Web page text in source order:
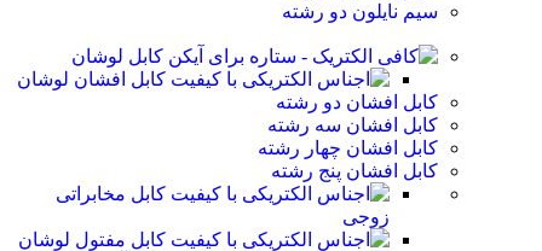
سیم نایلون دو رشته
کابل لوشان
کابل افشان لوشان
کابل افشان دو رشته
کابل افشان سه رشته
کابل افشان چهار رشته
کابل افشان پنج رشته
کابل مخابراتی
زوجی
کابل مفتول لوشان